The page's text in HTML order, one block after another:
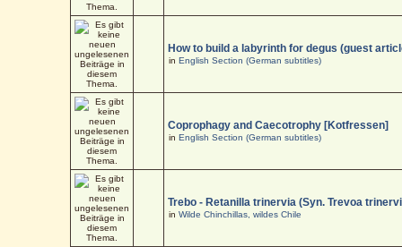
How to build a labyrinth for degus (guest
inEnglish Section (German subtitles)
Coprophagy and Caecotrophy [Kotfressen]
inEnglish Section (German subtitles)
Trebo - Retanilla trinervia (Syn. Trevoa
inWilde Chinchillas, wildes Chile